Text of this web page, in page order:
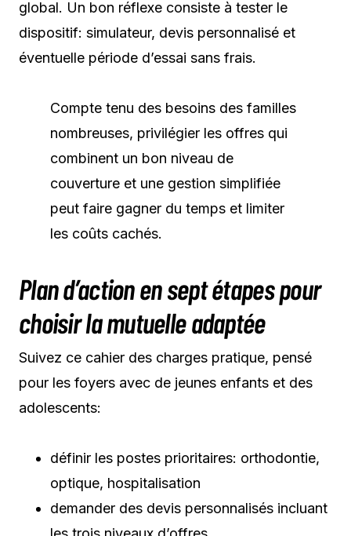
global. Un bon réflexe consiste à tester le
dispositif: simulateur, devis personnalisé et
éventuelle période d’essai sans frais.
Compte tenu des besoins des familles
nombreuses, privilégier les offres qui
combinent un bon niveau de
couverture et une gestion simplifiée
peut faire gagner du temps et limiter
les coûts cachés.
Plan d’action en sept étapes pour
choisir la mutuelle adaptée
Suivez ce cahier des charges pratique, pensé
pour les foyers avec de jeunes enfants et des
adolescents:
définir les postes prioritaires: orthodontie,
optique, hospitalisation
demander des devis personnalisés incluant